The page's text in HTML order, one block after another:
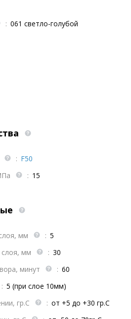
: 061 светло-голубой
: F50
: 15
мм : 5
мм
: 30
минут
: 60
: 5 (при слое 10мм)
гр.С
: от +5 до +30 гр.С